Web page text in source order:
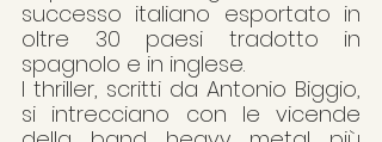
successo italiano esportato in
oltre 30 paesi tradotto in
spagnolo e in inglese.
I thriller, scritti da Antonio Biggio,
si intrecciano con le vicende